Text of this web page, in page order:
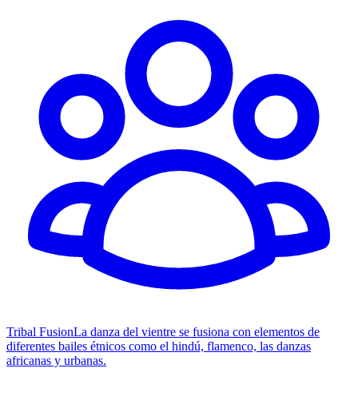
Tribal FusionLa danza del vientre se fusiona con elementos de
diferentes bailes étnicos como el hindú, flamenco, las danzas
africanas y urbanas.